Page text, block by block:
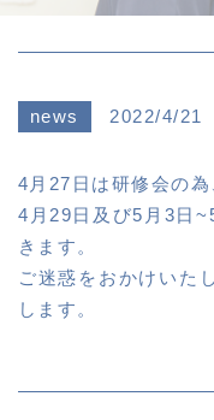
news 2022/4/21
4月27日は研修会の為
4月29日及び5月3日
きます。
ご迷惑をおかけいた
します。